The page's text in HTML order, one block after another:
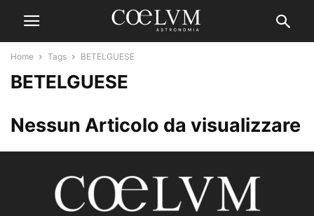
Home Tags BETELGUESE
BETELGUESE
Nessun Articolo da visualizzare